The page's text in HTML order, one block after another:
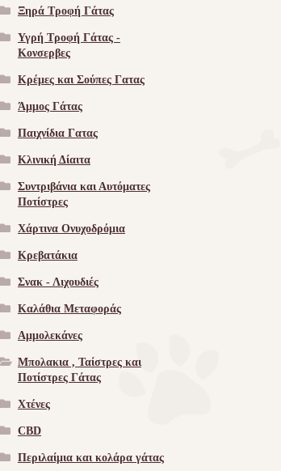
Ξηρά Τροφή Γάτας
Υγρή Τροφή Γάτας -
Kονσερβες
Κρέμες και Σούπες Γατας
Άμμος Γάτας
Παιχνίδια Γατας
Κλινική Δίαιτα
Συντριβάνια και Αυτόματες
Ποτίστρες
Χάρτινα Ονυχοδρόμια
Κρεβατάκια
Σνακ - Λιχουδιές
Καλάθια Μεταφοράς
Αμμολεκάνες
Μπολακια , Ταίστρες και
Ποτίστρες Γάτας
Χτένες
CBD
Περιλαίμια και κολάρα γάτας